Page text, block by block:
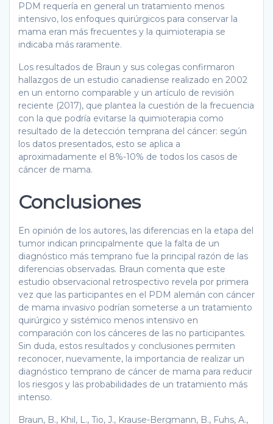
PDM requería en general un tratamiento menos
intensivo, los enfoques quirúrgicos para conservar la
mama eran más frecuentes y la quimioterapia se
indicaba más raramente.
Los resultados de Braun y sus colegas confirmaron
hallazgos de un estudio canadiense realizado en 2002
en un entorno comparable y un artículo de revisión
reciente (2017), que plantea la cuestión de la frecuencia
con la que podría evitarse la quimioterapia como
resultado de la detección temprana del cáncer: según
los datos presentados, esto se aplica a
aproximadamente el 8%-10% de todos los casos de
cáncer de mama.
Conclusiones
En opinión de los autores, las diferencias en la etapa del
tumor indican principalmente que la falta de un
diagnóstico más temprano fue la principal razón de las
diferencias observadas. Braun comenta que este
estudio observacional retrospectivo revela por primera
vez que las participantes en el PDM alemán con cáncer
de mama invasivo podrían someterse a un tratamiento
quirúrgico y sistémico menos intensivo en
comparación con los cánceres de las no participantes.
Sin duda, estos resultados y conclusiones permiten
reconocer, nuevamente, la importancia de realizar un
diagnóstico temprano de cáncer de mama para reducir
los riesgos y las probabilidades de un tratamiento más
intenso.
Braun, B., Khil, L., Tio, J., Krause-Bergmann, B., Fuhs, A.,